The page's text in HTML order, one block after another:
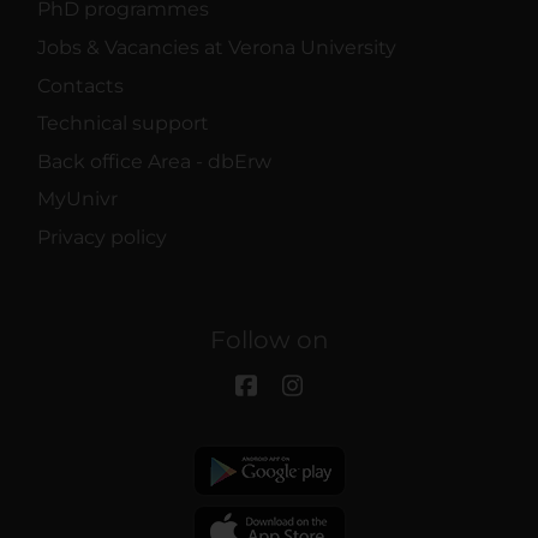
PhD programmes
Jobs & Vacancies at Verona University
Contacts
Technical support
Back office Area - dbErw
MyUnivr
Privacy policy
Follow on